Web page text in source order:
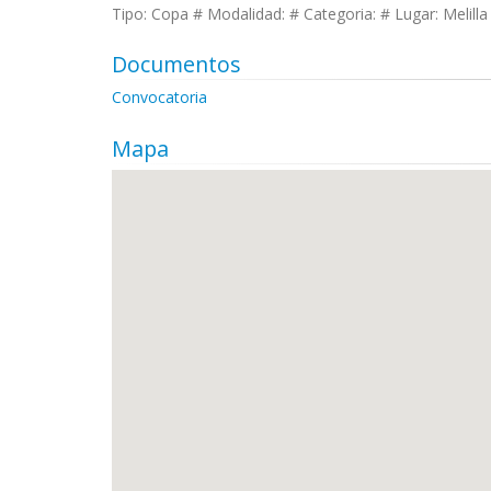
Tipo: Copa # Modalidad: # Categoria: # Lugar: Melilla
Documentos
Convocatoria
Mapa